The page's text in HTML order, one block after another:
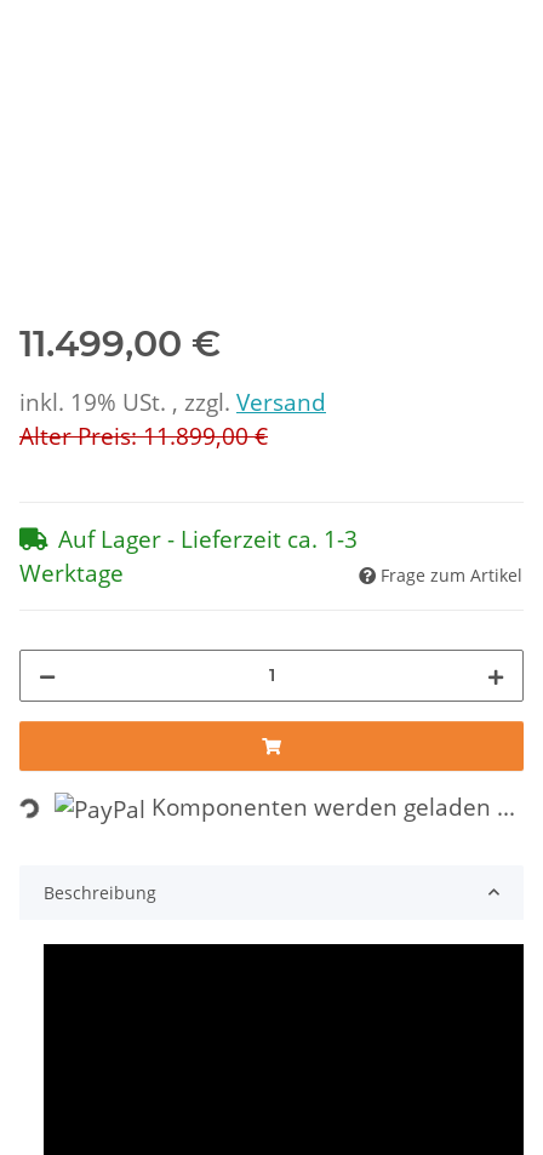
11.499,00 €
inkl. 19% USt. , zzgl. Versand
Alter Preis: 11.899,00 €
Auf Lager - Lieferzeit ca. 1-3
Werktage
Frage zum Artikel
Komponenten werden geladen ...
Beschreibung